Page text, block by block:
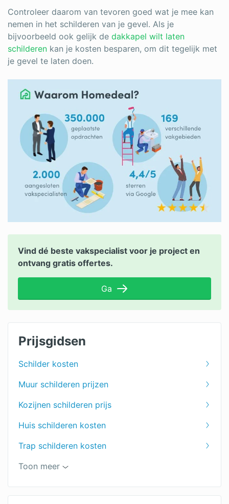
Controleer daarom van tevoren goed wat je mee kan
nemen in het schilderen van je gevel. Als je
bijvoorbeeld ook gelijk de dakkapel wilt laten
schilderen kan je kosten besparen, om dit tegelijk met
je gevel te laten doen.
Vind dé beste vakspecialist voor je project en
ontvang gratis offertes.
Ga
Prijsgidsen
Schilder kosten
Muur schilderen prijzen
Kozijnen schilderen prijs
Huis schilderen kosten
Trap schilderen kosten
Kosten winterschilder
Wat kost een schilder?
Toon meer